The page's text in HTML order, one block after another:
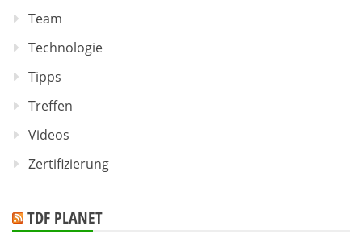
Team
Technologie
Tipps
Treffen
Videos
Zertifizierung
TDF PLANET